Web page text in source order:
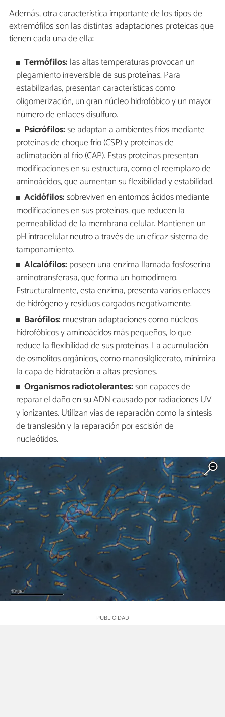
Además, otra caracteristica importante de los tipos de
extremófilos son las distintas adaptaciones proteicas que
tienen cada una de ella:
Termófilos: las altas temperaturas provocan un
plegamiento irreversible de sus proteínas. Para
estabilizarlas, presentan características como
oligomerización, un gran núcleo hidrofóbico y un mayor
número de enlaces disulfuro.
Psicrófilos:se adaptan a ambientes fríos mediante
proteínas de choque frío (CSP) y proteínas de
aclimatación al frío (CAP). Estas proteínas presentan
modificaciones en su estructura, como el reemplazo de
aminoácidos, que aumentan su flexibilidad y estabilidad.
Acidófilos:sobreviven en entornos ácidos mediante
modificaciones en sus proteínas, que reducen la
permeabilidad de la membrana celular. Mantienen un
pH intracelular neutro a través de un eficaz sistema de
tamponamiento.
Alcalófilos: poseen una enzima llamada fosfoserina
aminotransferasa, que forma un homodímero.
Estructuralmente, esta enzima, presenta varios enlaces
de hidrógeno y residuos cargados negativamente.
Barófilos: muestran adaptaciones como núcleos
hidrofóbicos y aminoácidos más pequeños, lo que
reduce la flexibilidad de sus proteínas. La acumulación
de osmolitos orgánicos, como manosilglicerato, minimiza
la capa de hidratación a altas presiones.
Organismos radiotolerantes:son capaces de
reparar el daño en su ADN causado por radiaciones UV
y ionizantes. Utilizan vías de reparación como la síntesis
de translesión y la reparación por escisión de
nucleótidos.